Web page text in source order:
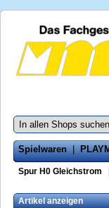
Spielwaren|
Spur H0 Gleichstrom
Artikel anzeigen